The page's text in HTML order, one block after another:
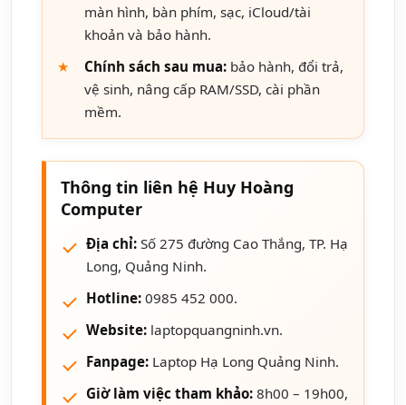
màn hình, bàn phím, sạc, iCloud/tài
khoản và bảo hành.
Chính sách sau mua: bảo hành, đổi trả,
vệ sinh, nâng cấp RAM/SSD, cài phần
mềm.
Thông tin liên hệ Huy Hoàng
Computer
Địa chỉ: Số 275 đường Cao Thắng, TP. Hạ
Long, Quảng Ninh.
Hotline: 0985 452 000.
Website: laptopquangninh.vn.
Fanpage: Laptop Hạ Long Quảng Ninh.
Giờ làm việc tham khảo: 8h00 – 19h00,